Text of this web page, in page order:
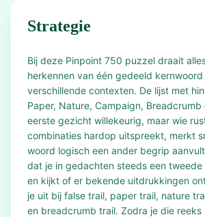
Strategie
Bij deze Pinpoint 750 puzzel draait
herkennen van één gedeeld
verschillende contexten. De lijst met
Paper, Nature, Campaign,
eerste gezicht willekeurig, maar wie
combinaties hardop uitspreekt, merkt
woord logisch een ander begrip
dat je in gedachten steeds een
en kijkt of er bekende uitdrukkingen
je uit bij false trail, paper trail, nature
en breadcrumb trail. Zodra je die